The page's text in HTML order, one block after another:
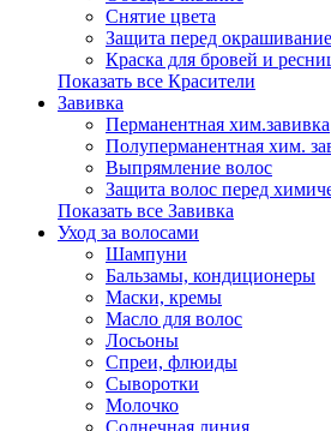
Снятие цвета
Защита перед
Краска для бровей и
Показать все Красители
Завивка
Перманентная хим.завивка
Полуперманентная хим.
Выпрямление волос
Защита волос перед
Показать все Завивка
Уход за волосами
Шампуни
Бальзамы, кондиционеры
Маски, кремы
Масло для волос
Лосьоны
Спреи, флюиды
Сыворотки
Молочко
Солнечная линия